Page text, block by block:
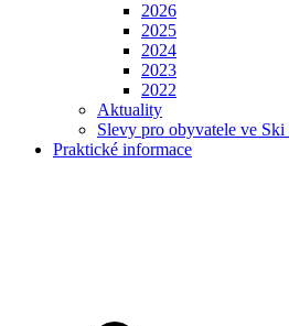
2026
2025
2024
2023
2022
Aktuality
Slevy pro obyvatele ve
Praktické informace